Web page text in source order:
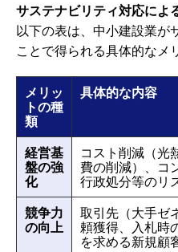
サステナビリティ対応によ
以下の表は、中小建設業が
ことで得られる具体的なメ
メリッ
トの種
類
具体的な内容
経営基
盤の強
化
コスト削減（光
費の削減）、コ
行政処分等のリ
競争力
の向上
取引先（大手ゼ
頼獲得、入札時
を求める新規顧